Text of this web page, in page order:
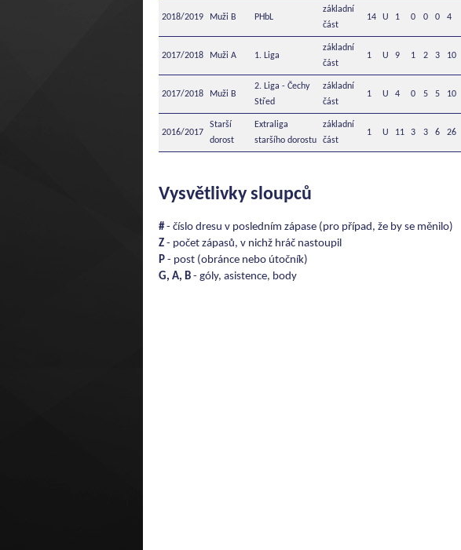
2018/2019 Muži B PHbL
základní
část
14 U 1 0 0 0 4
2017/2018 Muži A 1. Liga
základní
část
1 U 9 1 2 3 10
2017/2018 Muži B
2. Liga - Čechy
Střed
základní
část
1 U 4 0 5 5 10
2016/2017
Starší
dorost
Extraliga
staršího dorostu
základní
část
1 U 11 3 3 6 26
Vysvětlivky sloupců
#- číslo dresu v posledním zápase (pro případ, že by se měnilo)
Z - počet zápasů, v nichž hráč nastoupil
P - post (obránce nebo útočník)
G, A, B - góly, asistence, body